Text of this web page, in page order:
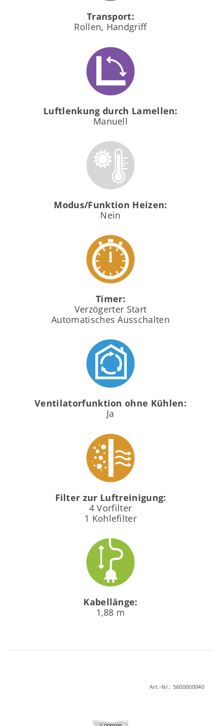
Transport:
Rollen, Handgriff
Luftlenkung durch Lamellen:
Manuell
Modus/Funktion Heizen:
Nein
Timer:
Verzögerter Start
Automatisches Ausschalten
Ventilatorfunktion ohne Kühlen:
Ja
Filter zur Luftreinigung:
4 Vorfilter
1 Kohlefilter
Kabellänge:
1,88 m
Art.-Nr.: 5600000040